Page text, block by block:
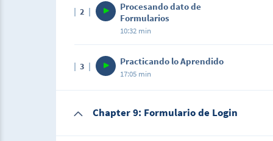
En esta lección realizaremos un primer
nuevas etiquetas que nos proporciona
2
Procesando dato de
Formularios
10:32 min
En este videos vamos a aprender la forma
se envían a través de los formularios en
método POST. La diferencia entre los
que el método GET envía los datos usando
3 Practicando lo Aprendido
17:05 min
En este video se pondrá en práctica
ingresaron dos números y el usuario
Chapter 9: Formulario de Login